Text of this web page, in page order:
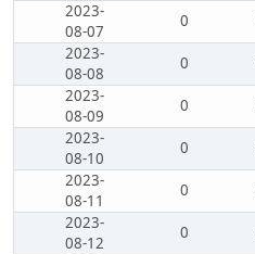
2023-
08-07
0
2023-
08-08
0
2023-
08-09
0
2023-
08-10
0
2023-
08-11
0
2023-
08-12
0